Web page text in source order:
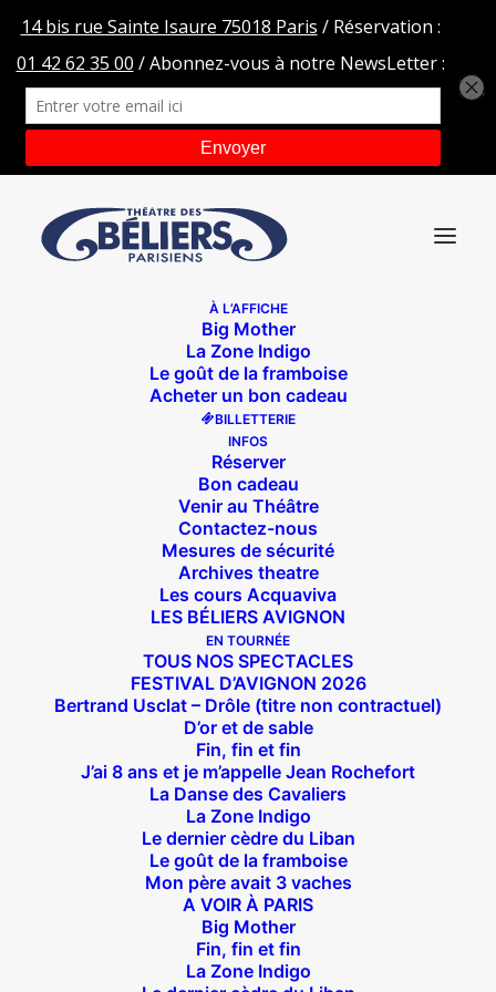
À L’AFFICHE
Big Mother
La Zone Indigo
Le goût de la framboise
Acheter un bon cadeau
BILLETTERIE
INFOS
Réserver
Bon cadeau
Venir au Théâtre
Contactez-nous
Mesures de sécurité
Archives theatre
Les cours Acquaviva
LES BÉLIERS AVIGNON
EN TOURNÉE
TOUS NOS SPECTACLES
FESTIVAL D’AVIGNON 2026
Bertrand Usclat – Drôle (titre non contractuel)
D’or et de sable
Fin, fin et fin
J’ai 8 ans et je m’appelle Jean Rochefort
La Danse des Cavaliers
La Zone Indigo
Le dernier cèdre du Liban
Le goût de la framboise
Mon père avait 3 vaches
A VOIR À PARIS
Big Mother
Fin, fin et fin
La Zone Indigo
FOND-BM-WEB
Accueil Big Mother FOND-BM-WEB